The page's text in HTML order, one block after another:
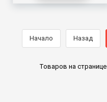
Начало Назад
Товаров на странице